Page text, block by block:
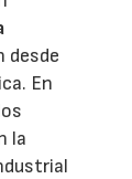
desde
En
la